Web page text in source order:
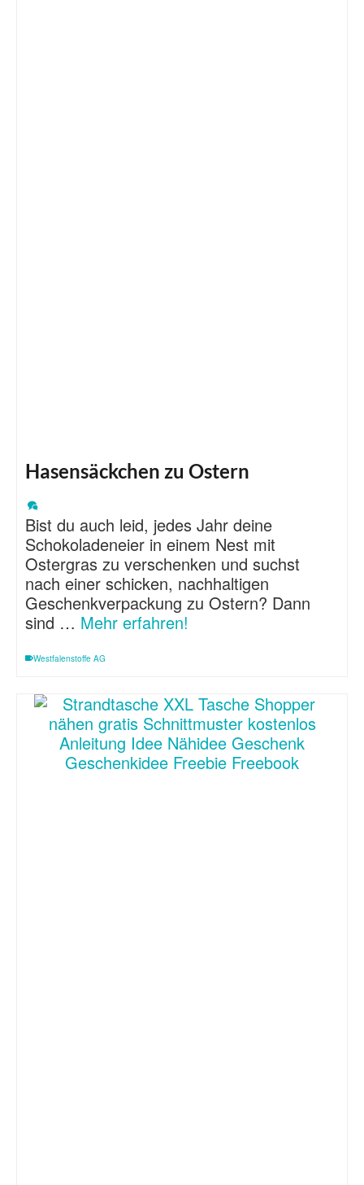
Hasensäckchen zu Ostern
Bist du auch leid, jedes Jahr deine
Schokoladeneier in einem Nest mit
Ostergras zu verschenken und suchst
nach einer schicken, nachhaltigen
Geschenkverpackung zu Ostern? Dann
sind … Mehr erfahren!
Westfalenstoffe AG